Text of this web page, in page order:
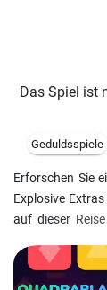
Das Spiel ist
Geduldsspiele
Erforschen Sie
Explosive
auf dieser
einfach mitten
Knobeleien und